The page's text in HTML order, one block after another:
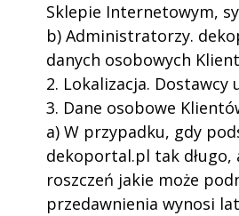
Sklepie Internetowym,
b) Administratorzy.
danych osobowych
2. Lokalizacja. Dostawcy
3. Dane osobowe
a) W przypadku, gdy
dekoportal.pl tak długo,
roszczeń jakie może
przedawnienia wynosi